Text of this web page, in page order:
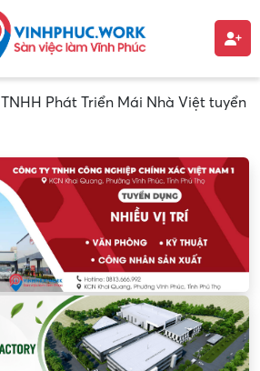
Phát Triển Mái Nhà Việt tuyển